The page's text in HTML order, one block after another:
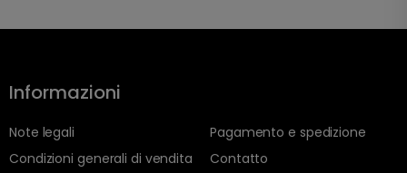
Informazioni
Note legali
Condizioni generali di vendita
Pagamento e spedizione
Contatto